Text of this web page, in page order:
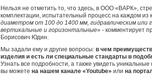
Нельзя не отметить то, что здесь, в ООО «ВАРК»,
комплектации, испытательный процесс на каждом из
диаметром от 100 до 1400 мм, гидравлическим
вертикальные и горизонтальные» - комментирует
Борисович Юдин.
Мы задали ему и другие вопросы: в чем
изделия и есть ли специальные стандарты в
Узнать все подробности, а также увидеть
вы можете на нашем канале «Youtube» или на